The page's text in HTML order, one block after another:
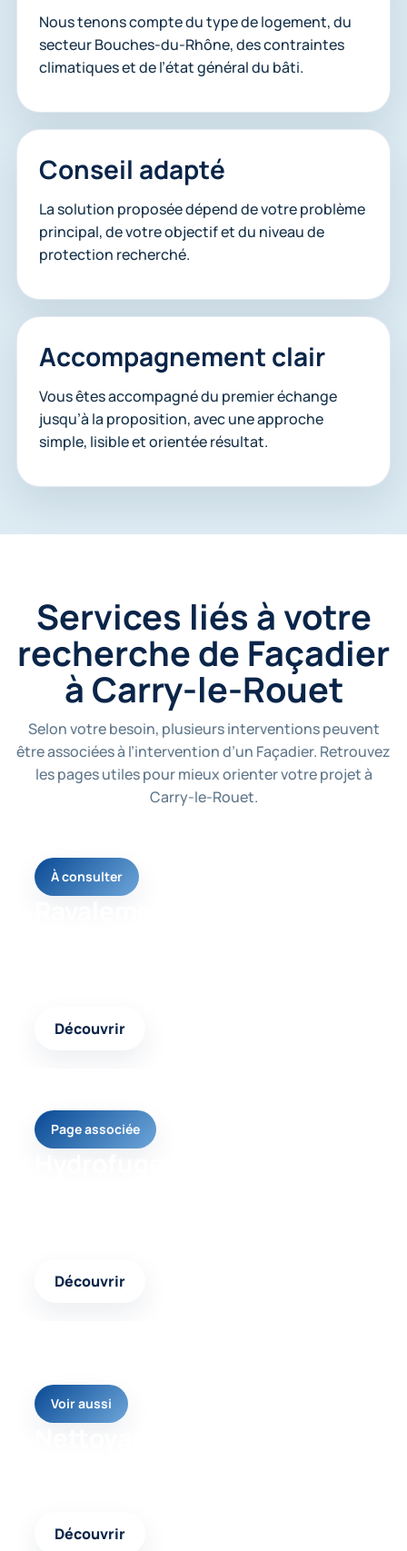
Nous tenons compte du type de logement, du
secteur Bouches-du-Rhône, des contraintes
climatiques et de l’état général du bâti.
Conseil adapté
La solution proposée dépend de votre problème
principal, de votre objectif et du niveau de
protection recherché.
Accompagnement clair
Vous êtes accompagné du premier échange
jusqu’à la proposition, avec une approche
simple, lisible et orientée résultat.
Services liés à votre
recherche de Façadier
à Carry-le-Rouet
Selon votre besoin, plusieurs interventions peuvent
être associées à l’intervention d’un Façadier. Retrouvez
les pages utiles pour mieux orienter votre projet à
Carry-le-Rouet.
À consulter
Découvrir
Page associée
Découvrir
Voir aussi
Découvrir